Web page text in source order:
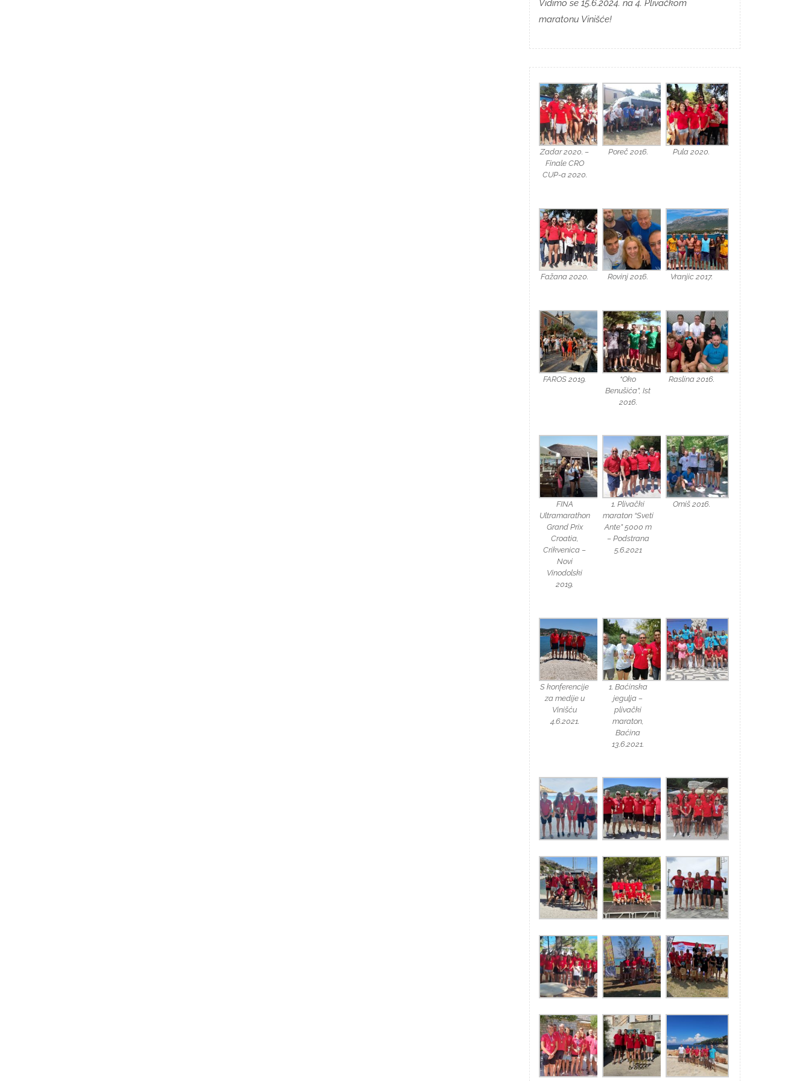
Vidimo se 15.6.2024. na 4. Plivačkom
maratonu Vinišće!
Zadar 2020. –
Finale CRO
CUP-a 2020.
Poreč 2016. Pula 2020.
Fažana 2020. Rovinj 2016. Vranjic 2017.
FAROS 2019.
“Oko
Benušića”, Ist
2016.
Raslina 2016.
FINA
Ultramarathon
Grand Prix
Croatia,
Crikvenica –
Novi
Vinodolski
2019.
1. Plivački
maraton “Sveti
Ante” 5000 m
– Podstrana
5.6.2021
Omiš 2016.
S konferencije
za medije u
Vinišću
4.6.2021.
1. Baćinska
jegulja –
plivački
maraton,
Baćina
13.6.2021.